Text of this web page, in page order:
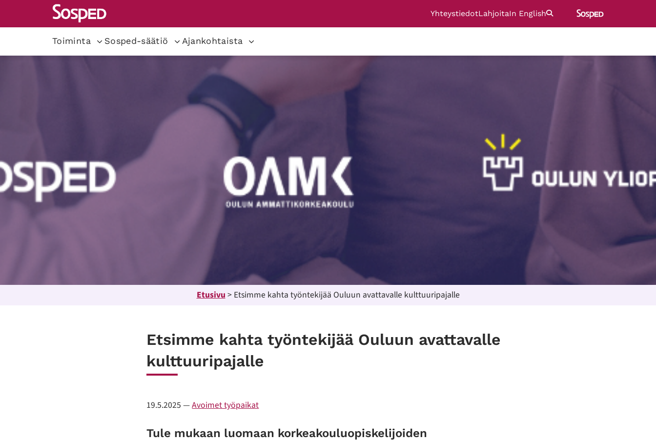
YhteystiedotLahjoitaIn English
Toiminta Sosped-säätiö Ajankohtaista
Etusivu> Etsimme kahta työntekijää Ouluun avattavalle kulttuuripajalle
Etsimme kahta työntekijää Ouluun avattavalle
kulttuuripajalle
19.5.2025 —Avoimet työpaikat
Tule mukaan luomaan korkeakouluopiskelijoiden